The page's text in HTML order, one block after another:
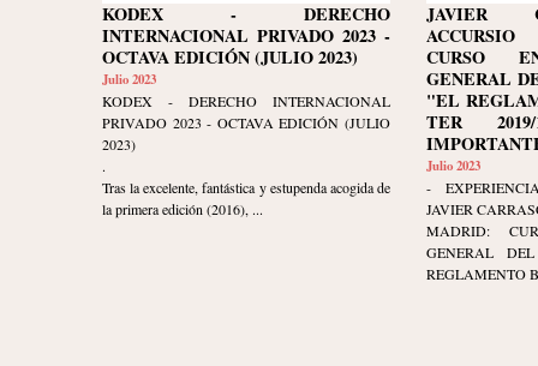
KODEX - DERECHO
INTERNACIONAL PRIVADO 2023 -
OCTAVA EDICIÓN (JULIO 2023)
Julio 2023
KODEX - DERECHO INTERNACIONAL
PRIVADO 2023 - OCTAVA EDICIÓN (JULIO
2023)
.
Tras la excelente, fantástica y estupenda acogida de
la primera edición (2016), ...
JAVIER
CURSO
GENERAL
"EL
TER 2019/
Julio 2023
-
JAVIER
MADRID:
GENERAL
REGLAMENTO